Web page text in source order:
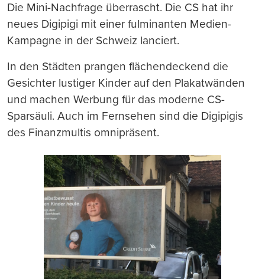
Die Mini-Nachfrage überrascht. Die CS hat ihr
neues Digipigi mit einer fulminanten Medien-
Kampagne in der Schweiz lanciert.
In den Städten prangen flächendeckend die
Gesichter lustiger Kinder auf den Plakatwänden
und machen Werbung für das moderne CS-
Sparsäuli. Auch im Fernsehen sind die Digipigis
des Finanzmultis omnipräsent.